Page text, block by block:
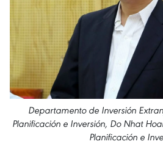
Departamento de Inversión
Planificación e Inversión, Do Nhat
Planificación e